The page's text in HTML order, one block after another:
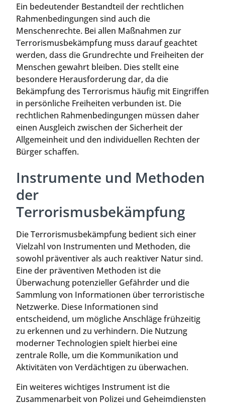
Ein bedeutender Bestandteil der rechtlichen
Rahmenbedingungen sind auch die
Menschenrechte. Bei allen Maßnahmen zur
Terrorismusbekämpfung muss darauf geachtet
werden, dass die Grundrechte und Freiheiten der
Menschen gewahrt bleiben. Dies stellt eine
besondere Herausforderung dar, da die
Bekämpfung des Terrorismus häufig mit Eingriffen
in persönliche Freiheiten verbunden ist. Die
rechtlichen Rahmenbedingungen müssen daher
einen Ausgleich zwischen der Sicherheit der
Allgemeinheit und den individuellen Rechten der
Bürger schaffen.
Instrumente und Methoden
der
Terrorismusbekämpfung
Die Terrorismusbekämpfung bedient sich einer
Vielzahl von Instrumenten und Methoden, die
sowohl präventiver als auch reaktiver Natur sind.
Eine der präventiven Methoden ist die
Überwachung potenzieller Gefährder und die
Sammlung von Informationen über terroristische
Netzwerke. Diese Informationen sind
entscheidend, um mögliche Anschläge frühzeitig
zu erkennen und zu verhindern. Die Nutzung
moderner Technologien spielt hierbei eine
zentrale Rolle, um die Kommunikation und
Aktivitäten von Verdächtigen zu überwachen.
Ein weiteres wichtiges Instrument ist die
Zusammenarbeit von Polizei und Geheimdiensten